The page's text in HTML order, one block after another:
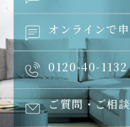
オンラインで
0120-40-1132
ご質問・ご相